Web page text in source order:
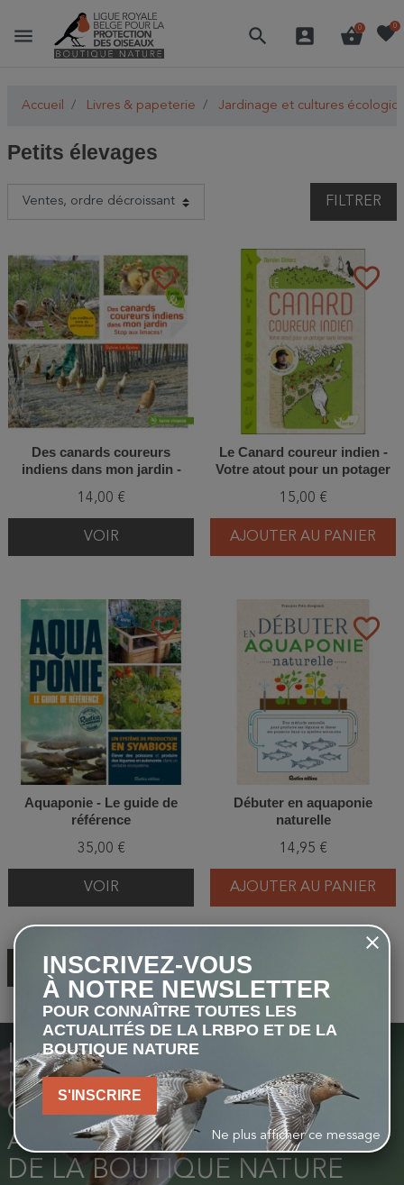
menu search account_box shopping_basket
0 favorite0
Accueil Livres & papeterie Jardinage et cultures
Petits élevages
FILTRER
favorite_border
Des canards coureurs
indiens dans mon jardin -
14,00 €
VOIR
favorite_border
Le Canard coureur indien -
Votre atout pour un potager
15,00 €
AJOUTER AU PANIER
favorite_border
Aquaponie - Le guide de
référence
35,00 €
VOIR
favorite_border
Débuter en aquaponie
naturelle
14,95 €
AJOUTER AU PANIER
RETOUR EN HAUT
INSCRIVEZ-VOUS À NOTRE
NEWSLETTER POUR
CONNAÎTRE TOUTES LES
ACTUALITÉS DE LA LIGUE ET
DE LA BOUTIQUE NATURE
INSCRIVEZ-VOUS
À NOTRE NEWSLETTER
POUR CONNAÎTRE TOUTES LES
ACTUALITÉS DE LA LRBPO ET DE LA
BOUTIQUE NATURE
S'INSCRIRE
Ne plus afficher ce message